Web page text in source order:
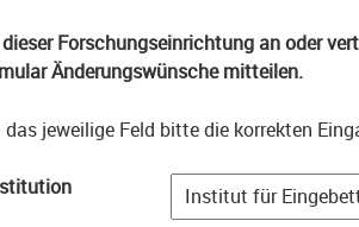
dieser Forschungseinrichtung an oder
Änderungswünsche mitteilen.
das jeweilige Feld bitte die korrekten